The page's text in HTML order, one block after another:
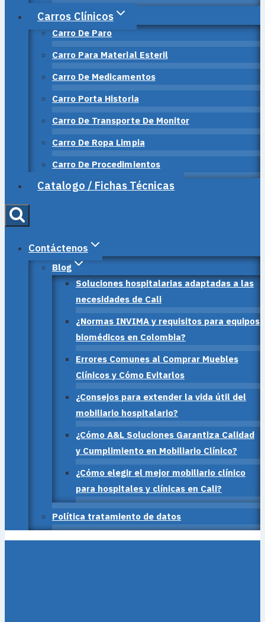
Carros Clínicos
Carro De Paro
Carro Para Material Esteril
Carro De Medicamentos
Carro Porta Historia
Carro De Transporte De Monitor
Carro De Ropa Limpia
Carro De Procedimientos
Catalogo / Fichas Técnicas
Contáctenos
Blog
Soluciones hospitalarias adaptadas a las
necesidades de Cali
¿Normas INVIMA y requisitos para equipos
biomédicos en Colombia?
Errores Comunes al Comprar Muebles
Clínicos y Cómo Evitarlos
¿Consejos para extender la vida útil del
mobiliario hospitalario?
¿Cómo A&L Soluciones Garantiza Calidad
y Cumplimiento en Mobiliario Clínico?
¿Cómo elegir el mejor mobiliario clínico
para hospitales y clínicas en Cali?
Política tratamiento de datos